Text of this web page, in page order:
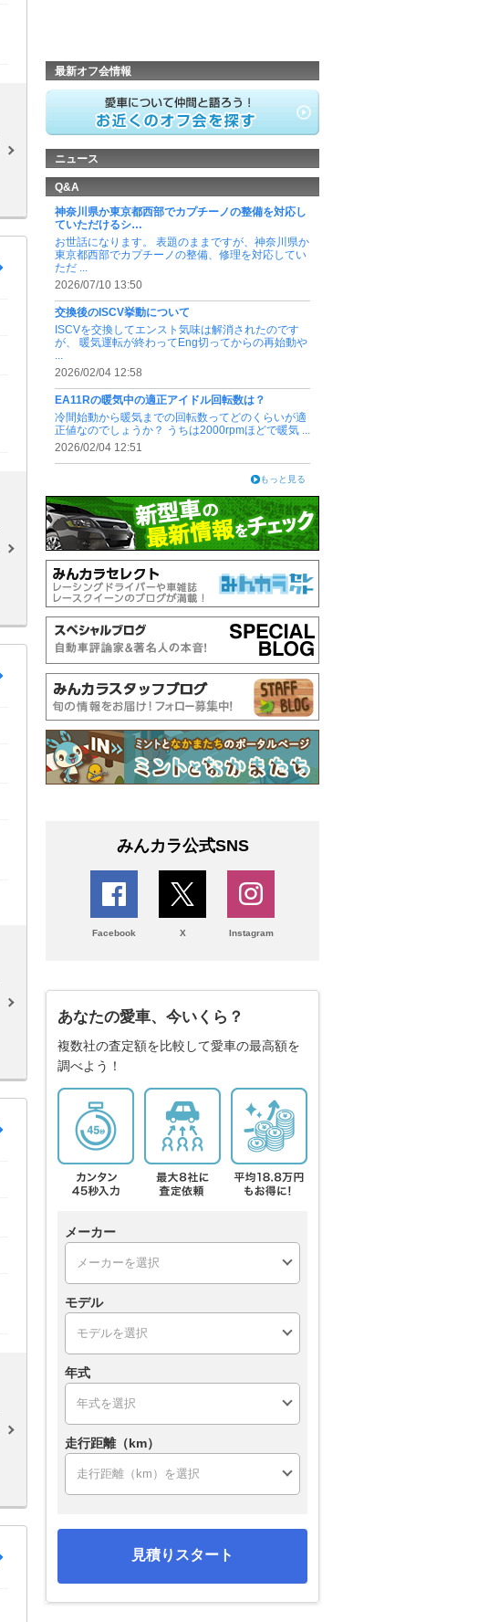
最新オフ会情報
ニュース
Q&A
神奈川県か東京都西部でカプチーノの整備を対応し
ていただけるシ…
お世話になります。 表題のままですが、神奈川県か
東京都西部でカプチーノの整備、修理を対応してい
ただ ...
2026/07/10 13:50
交換後のISCV挙動について
ISCVを交換してエンスト気味は解消されたのです
が、 暖気運転が終わってEng切ってからの再始動や
...
2026/02/04 12:58
EA11Rの暖気中の適正アイドル回転数は？
冷間始動から暖気までの回転数ってどのくらいが適
正値なのでしょうか？ うちは2000rpmほどで暖気 ...
2026/02/04 12:51
もっと見る
みんカラ公式SNS
Facebook X Instagram
あなたの愛車、今いくら？
複数社の査定額を比較して愛車の最高額を
調べよう！
メーカー
モデル
年式
走行距離（km）
見積りスタート